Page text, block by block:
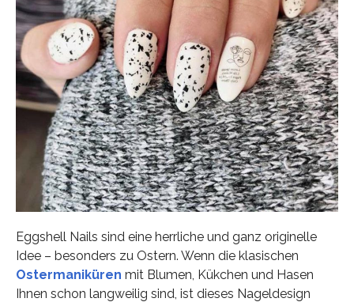
Eggshell Nails sind eine herrliche und ganz originelle
Idee – besonders zu Ostern. Wenn die klasischen
Ostermaniküren mit Blumen, Kükchen und Hasen
Ihnen schon langweilig sind, ist dieses Nageldesign